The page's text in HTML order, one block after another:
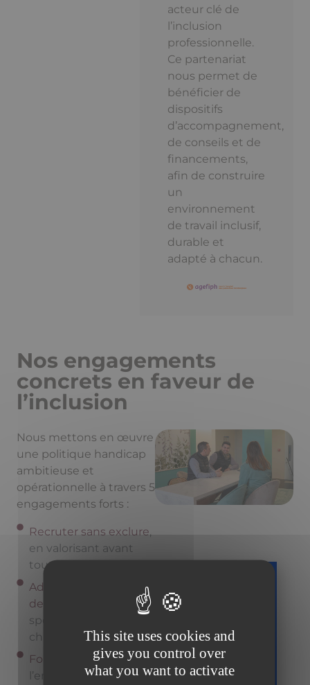
acteur clé de
l’inclusion
professionnelle.
Ce partenariat
nous permet de
bénéficier de
dispositifs
d’accompagnement,
de conseils et de
financements,
afin de construire
un
environnement
de travail inclusif,
durable et
adapté à chacun.
Nos engagements
concrets en faveur de
l’inclusion
Nous mettons en œuvre
une politique handicap
ambitieuse et
opérationnelle à travers 5
engagements forts :
Recruter sans exclure
en valorisant avant
tout les compétences.
Adapter les conditions
de travail
aux besoins
spécifiques de
chacun.
Former et sensibiliser
l’ensemble de nos
This site uses cookies and
gives you control over
what you want to activate
Téléchargez
votre guide
sur la facture
électronique